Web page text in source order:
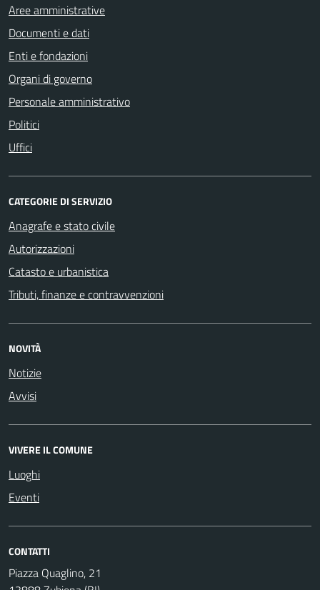
Aree amministrative
Documenti e dati
Enti e fondazioni
Organi di governo
Personale amministrativo
Politici
Uffici
CATEGORIE DI SERVIZIO
Anagrafe e stato civile
Autorizzazioni
Catasto e urbanistica
Tributi, finanze e contravvenzioni
NOVITÀ
Notizie
Avvisi
VIVERE IL COMUNE
Luoghi
Eventi
CONTATTI
Piazza Quaglino, 21